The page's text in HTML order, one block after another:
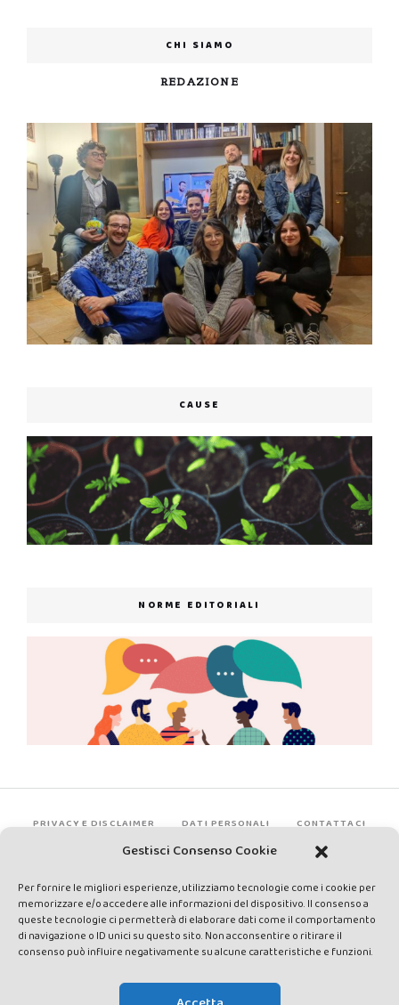
Gestisci Consenso Cookie
Per fornire le migliori esperienze, utilizziamo tecnologie come i cookie per
memorizzare e/o accedere alle informazioni del dispositivo. Il consenso a
queste tecnologie ci permetterà di elaborare dati come il comportamento
di navigazione o ID unici su questo sito. Non acconsentire o ritirare il
consenso può influire negativamente su alcune caratteristiche e funzioni.
CHI SIAMO
REDAZIONE
CAUSE
NORME EDITORIALI
PRIVACY E DISCLAIMER DATI PERSONALI CONTATTACI
rights reserved - Testata registrata presso il Tribunale di Siena con